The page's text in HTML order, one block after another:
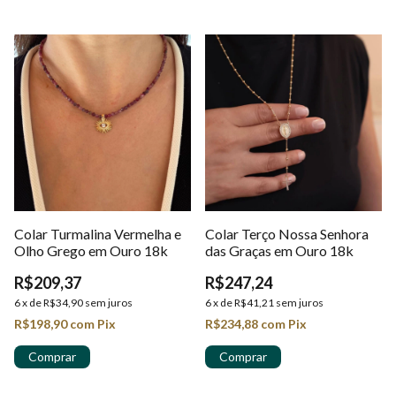
Colar Turmalina Vermelha e
Olho Grego em Ouro 18k
R$209,37
6x deR$34,90 sem juros
R$198,90com Pix
Colar Terço Nossa Senhora
das Graças em Ouro 18k
R$247,24
6x deR$41,21 sem juros
R$234,88 com Pix